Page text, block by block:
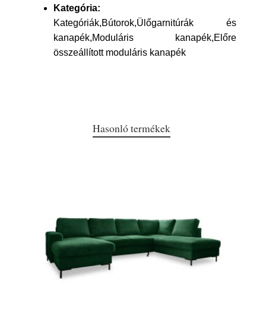
Kategória:
Kategóriák,Bútorok,Ülőgarnitúrák és
kanapék,Moduláris kanapék,Előre
összeállított moduláris kanapék
Hasonló termékek